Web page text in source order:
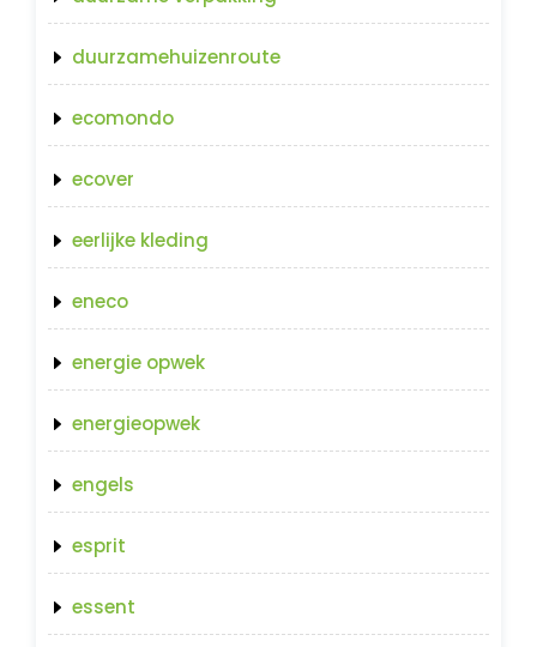
duurzamehuizenroute
ecomondo
ecover
eerlijke kleding
eneco
energie opwek
energieopwek
engels
esprit
essent